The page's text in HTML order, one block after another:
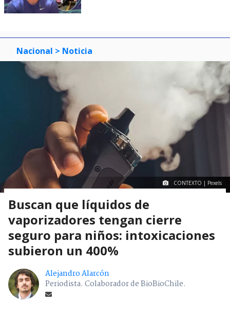
Nacional > Noticia
CONTEXTO | Pexels
Buscan que líquidos de
vaporizadores tengan cierre
seguro para niños: intoxicaciones
subieron un 400%
Alejandro Alarcón
Periodista. Colaborador de BioBioChile.